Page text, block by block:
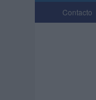
Contacto